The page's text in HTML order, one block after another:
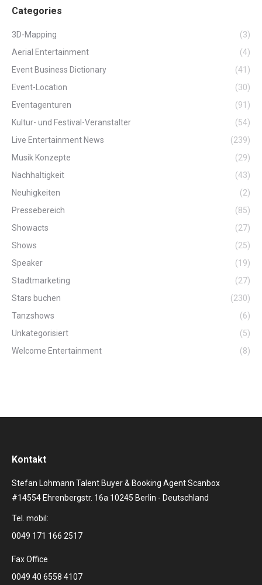
Categories
3D-Mapping
(3)
Aerial Entertainment
(4)
Event Business Dictionary
(41)
Event-Location
(30)
Eventagenturen
(91)
Kultur- und Festival-Veranstalter
(54)
Live Entertainment News
(239)
Musik Konzepte
(29)
Nachhaltigkeit
(43)
Neuhigkeiten
(2)
Pressebereich
(85)
Showacts
(27)
Shows
(25)
Speaker
(19)
Stadtmarketing
(27)
Stars buchen
(230)
Tanzshows
(6)
Unkategorisiert
(5)
Welcome Entertainment
(8)
Kontakt
Stefan Lohmann Talent Buyer & Booking Agent Scanbox
#14554 Ehrenbergstr. 16a 10245 Berlin - Deutschland
Tel. mobil:
0049 171 166 2517
Fax Office
0049 40 6558 4107